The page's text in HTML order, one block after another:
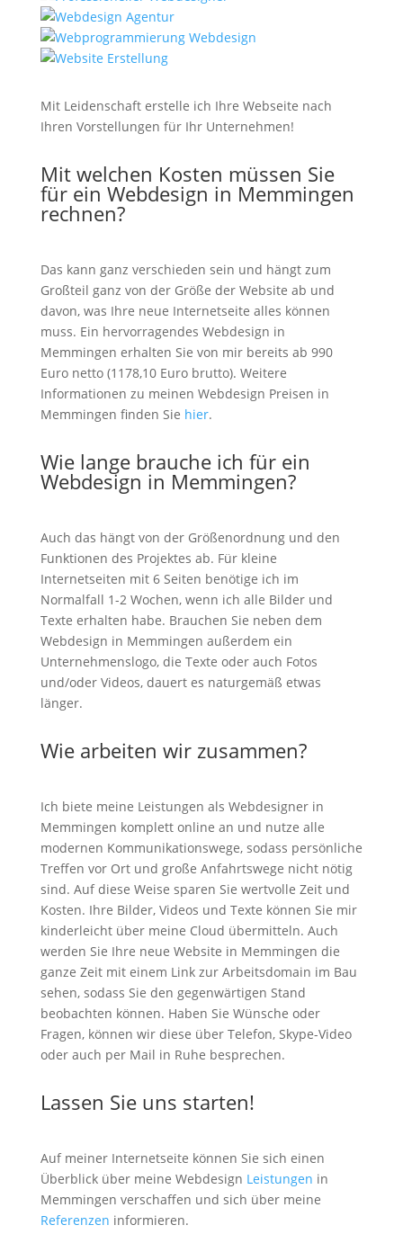
Mit Leidenschaft erstelle ich Ihre Webseite nach
Ihren Vorstellungen für Ihr Unternehmen!
Mit welchen Kosten müssen Sie
für ein Webdesign in Memmingen
rechnen?
Das kann ganz verschieden sein und hängt zum
Großteil ganz von der Größe der Website ab und
davon, was Ihre neue Internetseite alles können
muss. Ein hervorragendes Webdesign in
Memmingen erhalten Sie von mir bereits ab 990
Euro netto (1178,10 Euro brutto). Weitere
Informationen zu meinen Webdesign Preisen in
Memmingen finden Sie hier.
Wie lange brauche ich für ein
Webdesign in Memmingen?
Auch das hängt von der Größenordnung und den
Funktionen des Projektes ab. Für kleine
Internetseiten mit 6 Seiten benötige ich im
Normalfall 1-2 Wochen, wenn ich alle Bilder und
Texte erhalten habe. Brauchen Sie neben dem
Webdesign in Memmingen außerdem ein
Unternehmenslogo, die Texte oder auch Fotos
und/oder Videos, dauert es naturgemäß etwas
länger.
Wie arbeiten wir zusammen?
Ich biete meine Leistungen als Webdesigner in
Memmingen komplett online an und nutze alle
modernen Kommunikationswege, sodass persönliche
Treffen vor Ort und große Anfahrtswege nicht nötig
sind. Auf diese Weise sparen Sie wertvolle Zeit und
Kosten. Ihre Bilder, Videos und Texte können Sie mir
kinderleicht über meine Cloud übermitteln. Auch
werden Sie Ihre neue Website in Memmingen die
ganze Zeit mit einem Link zur Arbeitsdomain im Bau
sehen, sodass Sie den gegenwärtigen Stand
beobachten können. Haben Sie Wünsche oder
Fragen, können wir diese über Telefon, Skype-Video
oder auch per Mail in Ruhe besprechen.
Lassen Sie uns starten!
Auf meiner Internetseite können Sie sich einen
Überblick über meine Webdesign Leistungen in
Memmingen verschaffen und sich über meine
Referenzen informieren.